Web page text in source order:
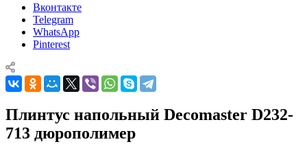
Вконтакте
Telegram
WhatsApp
Pinterest
Плинтус напольный Decomaster D232-
713 дюрополимер